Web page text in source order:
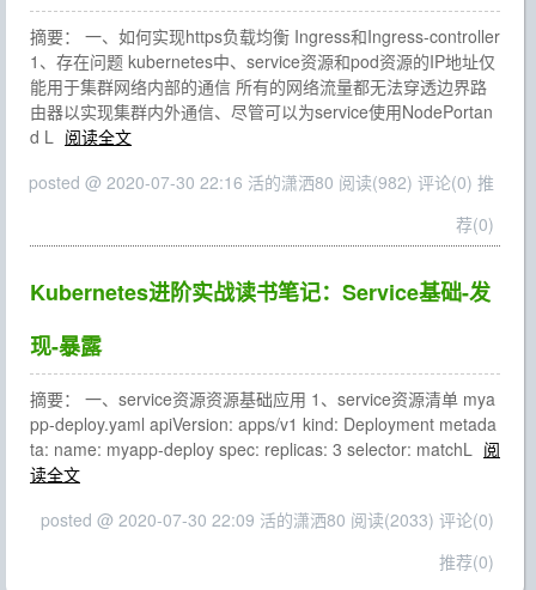
摘要： 一、如何实现https负载均衡 Ingress和Ingress-controller
1、存在问题 kubernetes中、service资源和pod资源的IP地址仅
能用于集群网络内部的通信 所有的网络流量都无法穿透边界路
由器以实现集群内外通信、尽管可以为service使用NodePortan
d L 阅读全文
posted @ 2020-07-30 22:16 活的潇洒80 阅读(982) 评论(0) 推
荐(0)
Kubernetes进阶实战读书笔记：Service基础-发
现-暴露
摘要： 一、service资源资源基础应用 1、service资源清单 mya
pp-deploy.yaml apiVersion: apps/v1 kind: Deployment metada
ta: name: myapp-deploy spec: replicas: 3 selector: matchL 阅
读全文
posted @ 2020-07-30 22:09 活的潇洒80 阅读(2033) 评论(0)
推荐(0)